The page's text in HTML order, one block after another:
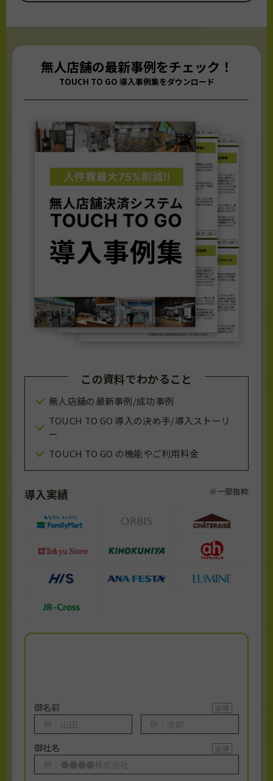
無人店舗の最新事例をチェック！
TOUCH TO GO 導入事例集をダウンロード
この資料でわかること
無人店舗の最新事例/成功事例
TOUCH TO GO 導入の決め手/導入ストーリ
ー
TOUCH TO GO の機能やご利用料金
導入実績 ※一部抜粋